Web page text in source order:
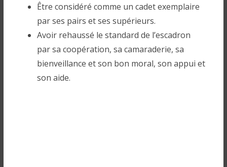
Être considéré comme un cadet exemplaire
par ses pairs et ses supérieurs.
Avoir rehaussé le standard de l’escadron
par sa coopération, sa camaraderie, sa
bienveillance et son bon moral, son appui et
son aide.